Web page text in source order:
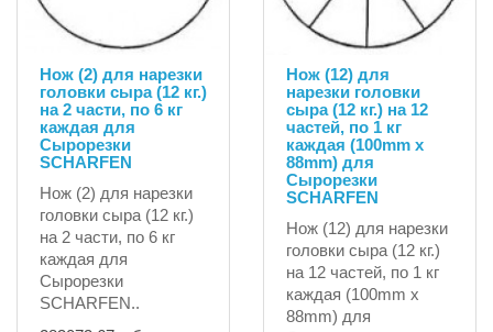
Нож (2) для нарезки
головки сыра (12 кг.)
на 2 части, по 6 кг
каждая для
Сырорезки
SCHARFEN
Нож (2) для нарезки
головки сыра (12 кг.)
на 2 части, по 6 кг
каждая для
Сырорезки
SCHARFEN..
Нож (12) для
нарезки головки
сыра (12 кг.) на 12
частей, по 1 кг
каждая (100mm х
88mm) для
Сырорезки
SCHARFEN
Нож (12) для нарезки
головки сыра (12 кг.)
на 12 частей, по 1 кг
каждая (100mm х
88mm) для